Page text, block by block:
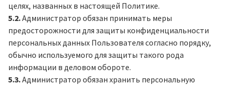
целях, названных в настоящей Политике.
5.2.Администратор обязан принимать меры
предосторожности для защиты конфиденциальности
персональных данных Пользователя согласно порядку,
обычно используемого для защиты такого рода
информации в деловом обороте.
5.3.Администратор обязан хранить персональную